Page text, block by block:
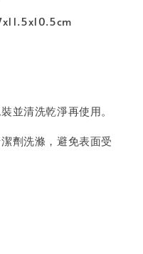
並清洗乾淨再使用。
劑洗滌，避免表面受